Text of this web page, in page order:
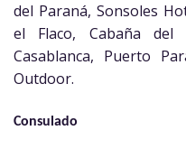
del Paraná, Sonsoles
el Flaco, Cabaña del
Casablanca, Puerto
Outdoor.
Consulado